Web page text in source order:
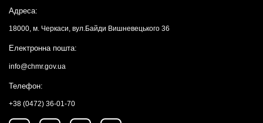
Адреса:
18000, м. Черкаси, вул.Байди Вишневецького 36
Електронна пошта:
info@chmr.gov.ua
Телефон:
+38 (0472) 36-01-70